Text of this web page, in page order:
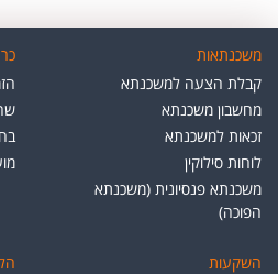
משכנתאות
קבלת הצעה למשכנתא
מחשבון משכנתא
זכאות למשכנתא
לוחות סילוקין
משכנתא פנסיונית (משכנתא
הפוכה)
השקעות